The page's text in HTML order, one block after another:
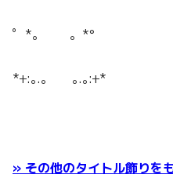
゜*。 。*°
*+:｡.｡ ｡.｡:+*
» その他のタイトル飾りを